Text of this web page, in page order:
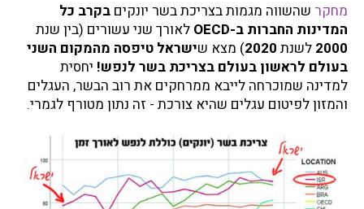
מחקר שהשווה מגמות בצריכת בשר יונקים בקרב כל
המדינות החברות ב-OECD
לאורך שני עשורים (בין שנת
2000 לשנת 2020) מצא שישראל טיפסה מהמקום השני
בעולם לראשון בעולם בצריכת בשר לנפש! יחסית
למדינה שמוכרחה לייבא ממרחקים את רוב הבשר, העגלים
והמזון לפיטום עגלים שהיא צורכת - זה נתון מטורף לגמרי.